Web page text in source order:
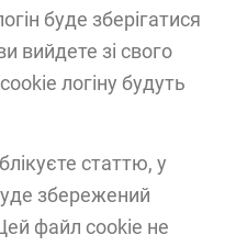
буде зберігатися
вийдете зі свого
логіну будуть
статтю, у
збережений
файл cookie не